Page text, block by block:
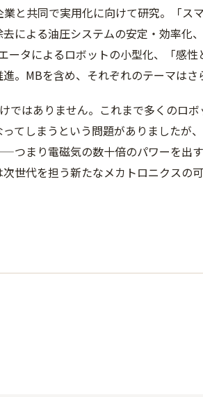
と共同で実用化に向けて研究。「ス
による油圧システムの安定・効率化
ータによるロボットの小型化、「感
。MBを含め、それぞれのテーマはさ
ではありません。これまで多くのロ
てしまうという問題がありましたが
まり電磁気の数十倍のパワーを出
世代を担う新たなメカトロニクスの